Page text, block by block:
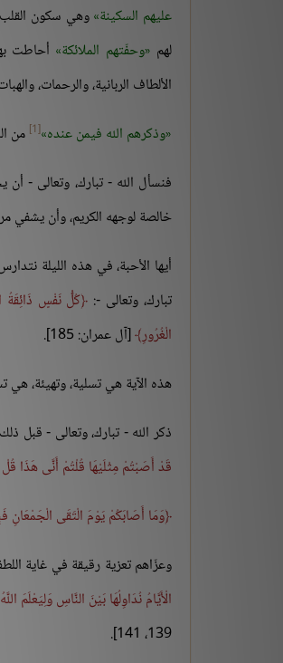
عليهم السكينة وهي سكون
لهم وحفّتهم الملائكة أحاطت
الألطاف الربانية، والرحمات،
وذكرهم الله فيمن عنده [1]
من
فنسأل الله - تبارك، وتعالى - أن
خالصة لوجهه الكريم، وأن يشفي
أيها الأحبة، في هذه الليلة
تبارك، وتعالى -: كُلُّ نَفْسٍ ذَائِقَةُ
الْغُرُورِ [آل عمران: 185].
هذه الآية هي تسلية، وتهيئة، هي
ذكر الله - تبارك، وتعالى - قبل
قَدْ أَصَبْتُمْ مِثْلَيْهَا قُلْتُمْ أَنَّى هَذَا
وَمَا أَصَابَكُمْ يَوْمَ الْتَقَى الْجَمْعَانِ
وعزّاهم تعزية رقيقة في غاية
الْأَيَّامُ نُدَاوِلُهَا بَيْنَ النَّاسِ وَلِيَعْلَمَ اللَّهُ الَّذِينَ
139، 141].